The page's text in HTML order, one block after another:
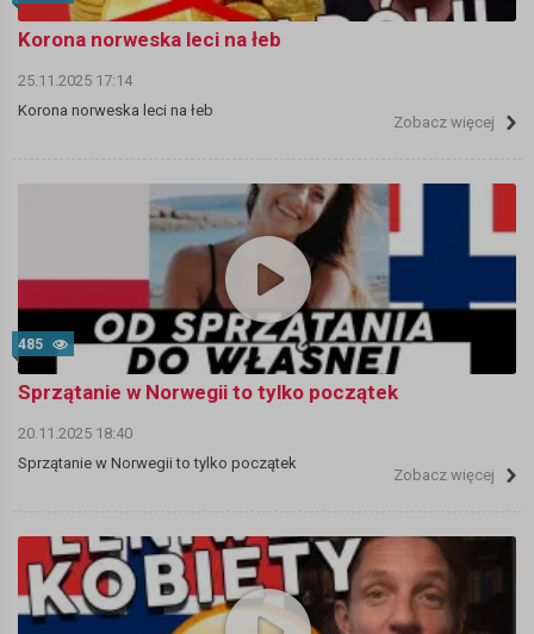
Korona norweska leci na łeb
25.11.2025 17:14
Korona norweska leci na łeb
Zobacz więcej
485
Sprzątanie w Norwegii to tylko początek
20.11.2025 18:40
Sprzątanie w Norwegii to tylko początek
Zobacz więcej